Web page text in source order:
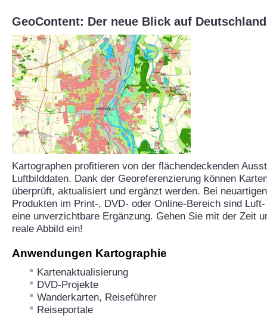
GeoContent: Der neue Blick auf
Kartographen profitieren von der flächendeckenden
Luftbilddaten. Dank der Georeferenzierung können
überprüft, aktualisiert und ergänzt werden. Bei
Produkten im Print-, DVD- oder Online-Bereich sind
eine unverzichtbare Ergänzung. Gehen Sie mit der Zeit
reale Abbild ein!
Anwendungen Kartographie
Kartenaktualisierung
DVD-Projekte
Wanderkarten, Reiseführer
Reiseportale